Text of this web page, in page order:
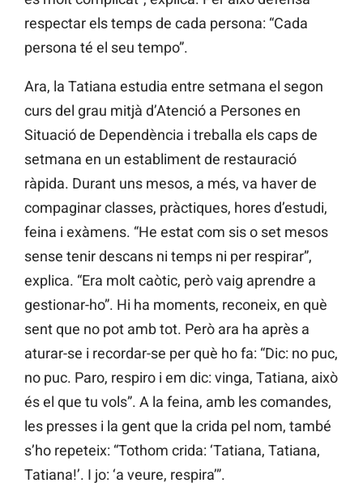
respectar els temps de cada persona: “Cada
persona té el seu tempo”.
Ara, la Tatiana estudia entre setmana el segon
curs del grau mitjà d’Atenció a Persones en
Situació de Dependència i treballa els caps de
setmana en un establiment de restauració
ràpida. Durant uns mesos, a més, va haver de
compaginar classes, pràctiques, hores d’estudi,
feina i exàmens. “He estat com sis o set mesos
sense tenir descans ni temps ni per respirar”,
explica. “Era molt caòtic, però vaig aprendre a
gestionar-ho”. Hi ha moments, reconeix, en què
sent que no pot amb tot. Però ara ha après a
aturar-se i recordar-se per què ho fa: “Dic: no puc,
no puc. Paro, respiro i em dic: vinga, Tatiana, això
és el que tu vols”. A la feina, amb les comandes,
les presses i la gent que la crida pel nom, també
s’ho repeteix: “Tothom crida: ‘Tatiana, Tatiana,
Tatiana!’. I jo: ‘a veure, respira’”.